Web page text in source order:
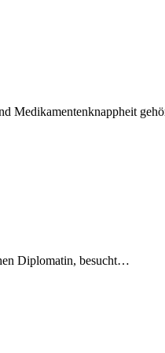
Medikamentenknappheit
Diplomatin, besucht…